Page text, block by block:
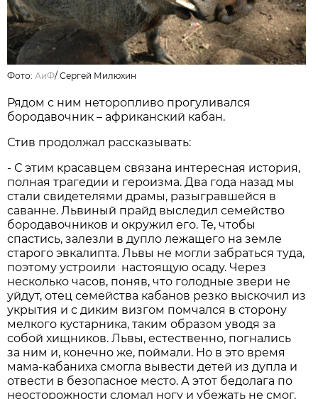
Фото: АиФ/Сергей Милюхин
Рядом с ним неторопливо прогуливался
бородавочник – африканский кабан.
Стив продолжал рассказывать:
- С этим красавцем связана интересная история,
полная трагедии и героизма. Два года назад мы
стали свидетелями драмы, разыгравшейся в
саванне. Львиный прайд выследил семейство
бородавочников и окружил его. Те, чтобы
спастись, залезли в дупло лежащего на земле
старого эвкалипта. Львы не могли забраться туда,
поэтому устроили настоящую осаду. Через
несколько часов, поняв, что голодные звери не
уйдут, отец семейства кабанов резко выскочил из
укрытия и с диким визгом помчался в сторону
мелкого кустарника, таким образом уводя за
собой хищников. Львы, естественно, погнались
за ним и, конечно же, поймали. Но в это время
мама-кабаниха смогла вывести детей из дупла и
отвести в безопасное место. А этот бедолага по
неосторожности сломал ногу и убежать не смог.